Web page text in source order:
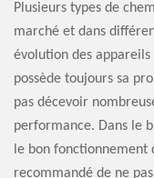
Plusieurs types de
marché et dans
évolution des appareils
possède toujours sa
pas décevoir
performance. Dans le
le bon fonctionnement
recommandé de ne